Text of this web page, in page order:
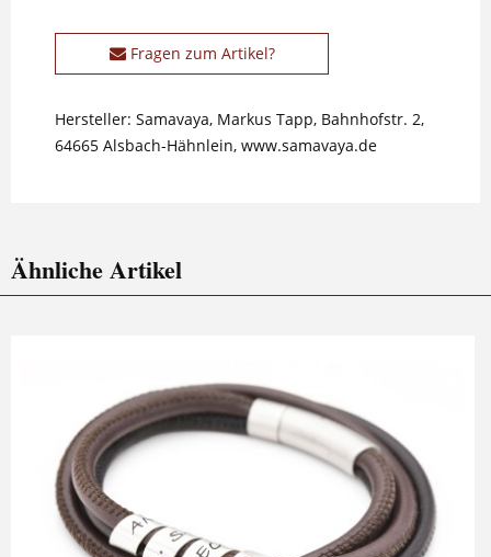
Fragen zum Artikel?
Hersteller: Samavaya, Markus Tapp, Bahnhofstr. 2,
64665 Alsbach-Hähnlein, www.samavaya.de
Ähnliche Artikel